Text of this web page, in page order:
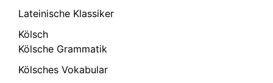
Lateinische Klassiker
Kölsch
Kölsche Grammatik
Kölsches Vokabular